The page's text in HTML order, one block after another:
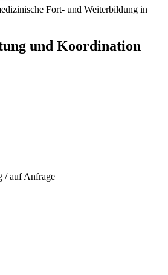
Fort- und Weiterbildung in
und Koordination
/ auf Anfrage